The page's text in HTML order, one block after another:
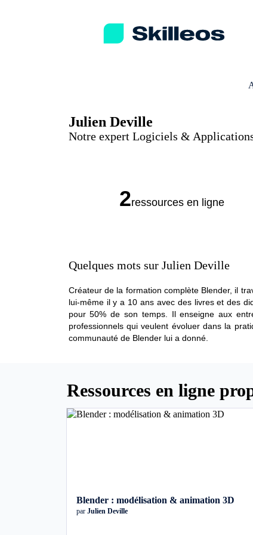
Passez directement au contenu principal
Julien Deville
Notre expert Logiciels &
2ressources en ligne
Quelques mots sur Julien Deville
Créateur de la formation complète Blender, il
lui-même il y a 10 ans avec des livres et des
pour 50% de son temps. Il enseigne aux
professionnels qui veulent évoluer dans la
communauté de Blender lui a donné.
Ressources en ligne
Blender : modélisation & animation 3D
par Julien Deville